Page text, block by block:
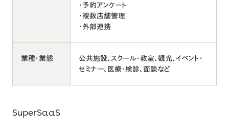
・予約アンケート
・複数店舗管理
・外部連携
業種・業態
公共施設、スクール・教室、観光、イベント・
セミナー、医療・検診、面談など
SuperSaaS